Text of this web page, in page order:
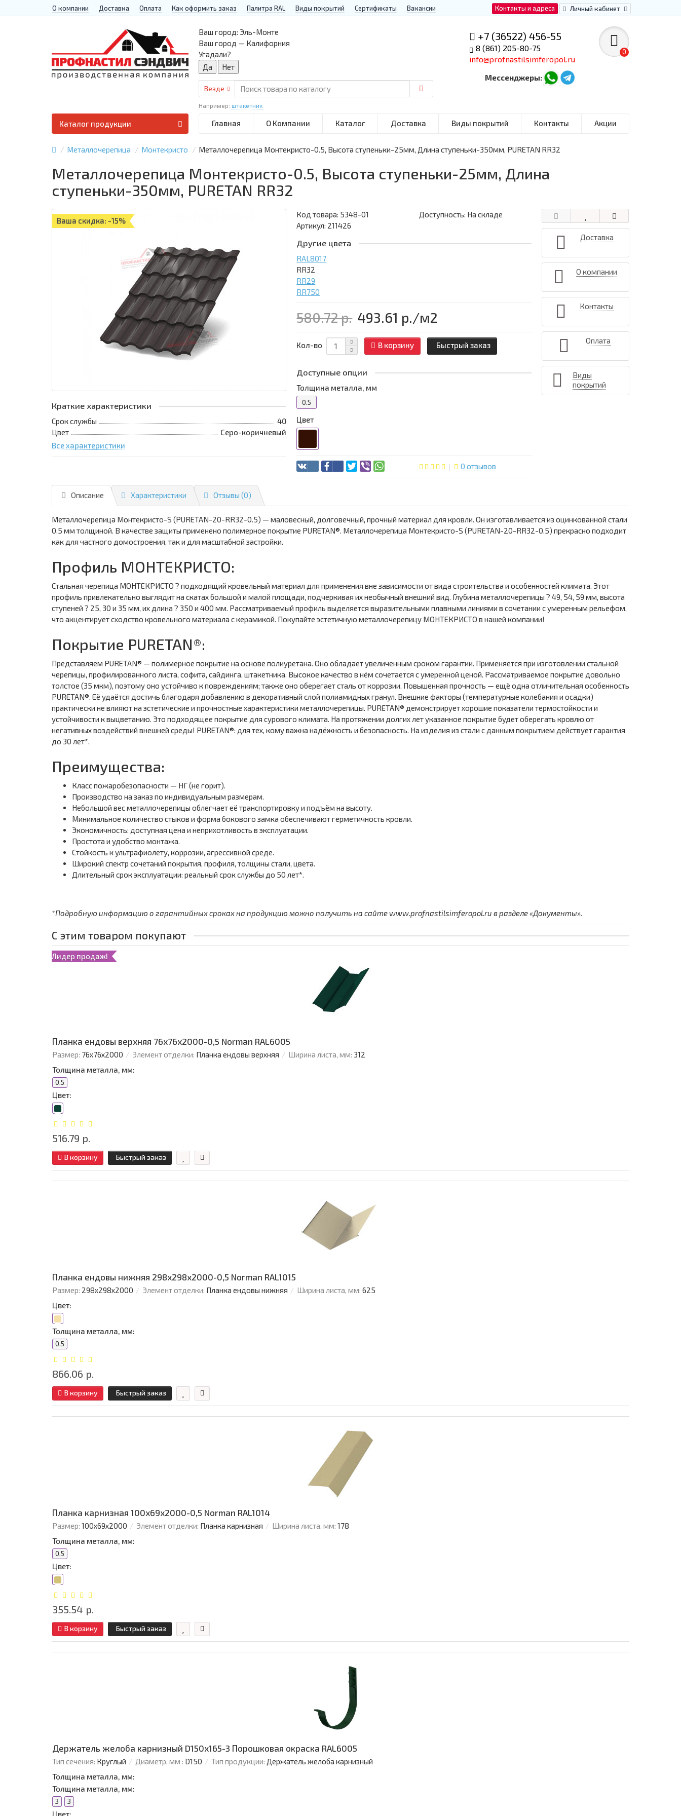
Контакты и адреса Личный кабинет
О компании Доставка Оплата Как оформить заказ Палитра RAL Виды покрытий Сертификаты Вакансии
+7 (36522) 456-55
8 (861) 205-80-75
info@profnastilsimferopol.ru
Мессенджеры:
0
Ваш город: Эль-Монте
Ваш город — Калифорния
Угадали?
Везде
Например: штакетник
Главная О Компании Каталог Доставка Виды покрытий Контакты Акции
Каталог продукции
Металлочерепица Монтекристо Металлочерепица Монтекристо-0.5, Высота ступеньки-25мм, Длина ступеньки-350мм, PURETAN RR32
Металлочерепица Монтекристо-0.5, Высота ступеньки-25мм, Длина
ступеньки-350мм, PURETAN RR32
Ваша скидка: -15%
Краткие характеристики
Срок службы
40
Цвет
Серо-коричневый
Все характеристики
Код товара: 5348-01
Доступность: На складе
Артикул: 211426
Другие цвета
RAL8017
RR32
RR29
RR750
580.72 р. 493.61 р./м2
Кол-во В корзину Быстрый заказ
Доступные опции
Толщина металла, мм
0.5
Цвет
0 отзывов
Доставка
О компании
Контакты
Оплата
Виды
покрытий
Описание Характеристики Отзывы (0)
Металлочерепица Монтекристо-S (PURETAN-20-RR32-0.5) — маловесный, долговечный, прочный материал для кровли. Он изготавливается из оцинкованной стали
0.5 мм толщиной. В качестве защиты применено полимерное покрытие PURETAN®. Металлочерепица Монтекристо-S (PURETAN-20-RR32-0.5) прекрасно подходит
как для частного домостроения, так и для масштабной застройки.
Профиль МОНТЕКРИСТО:
Стальная черепица МОНТЕКРИСТО ? подходящий кровельный материал для применения вне зависимости от вида строительства и особенностей климата. Этот
профиль привлекательно выглядит на скатах большой и малой площади, подчеркивая их необычный внешний вид. Глубина металлочерепицы ? 49, 54, 59 мм, высота
ступеней ? 25, 30 и 35 мм, их длина ? 350 и 400 мм. Рассматриваемый профиль выделяется выразительными плавными линиями в сочетании с умеренным рельефом,
что акцентирует сходство кровельного материала с керамикой. Покупайте эстетичную металлочерепицу МОНТЕКРИСТО в нашей компании!
Покрытие PURETAN®:
Представляем PURETAN® — полимерное покрытие на основе полиуретана. Оно обладает увеличенным сроком гарантии. Применяется при изготовлении стальной
черепицы, профилированного листа, софита, сайдинга, штакетника. Высокое качество в нём сочетается с умеренной ценой. Рассматриваемое покрытие довольно
толстое (35 мкм), поэтому оно устойчиво к повреждениям; также оно оберегает сталь от коррозии. Повышенная прочность — ещё одна отличительная особенность
PURETAN®. Её удаётся достичь благодаря добавлению в декоративный слой полиамидных гранул. Внешние факторы (температурные колебания и осадки)
практически не влияют на эстетические и прочностные характеристики металлочерепицы. PURETAN® демонстрирует хорошие показатели термостойкости и
устойчивости к выцветанию. Это подходящее покрытие для сурового климата. На протяжении долгих лет указанное покрытие будет оберегать кровлю от
негативных воздействий внешней среды! PURETAN®: для тех, кому важна надёжность и безопасность. На изделия из стали с данным покрытием действует гарантия
до 30 лет*.
Преимущества:
Класс пожаробезопасности — НГ (не горит).
Производство на заказ по индивидуальным размерам.
Небольшой вес металлочерепицы облегчает её транспортировку и подъём на высоту.
Минимальное количество стыков и форма бокового замка обеспечивают герметичность кровли.
Экономичность: доступная цена и неприхотливость в эксплуатации.
Простота и удобство монтажа.
Стойкость к ультрафиолету, коррозии, агрессивной среде.
Широкий спектр сочетаний покрытия, профиля, толщины стали, цвета.
Длительный срок эксплуатации: реальный срок службы до 50 лет*.
*Подробную информацию о гарантийных сроках на продукцию можно получить на сайте www.profnastilsimferopol.ru в разделе «Документы».
С этим товаром покупают
Лидер продаж!
Планка ендовы верхняя 76х76х2000-0,5 Norman RAL6005
Размер: 76х76х2000 Элемент отделки: Планка ендовы верхняя Ширина листа, мм: 312
Толщина металла, мм:
0.5
Цвет:
516.79 р.
В корзину Быстрый заказ
Планка ендовы нижняя 298х298х2000-0,5 Norman RAL1015
Размер: 298х298х2000 Элемент отделки: Планка ендовы нижняя Ширина листа, мм: 625
Цвет:
Толщина металла, мм:
0.5
866.06 р.
В корзину Быстрый заказ
Планка карнизная 100х69х2000-0,5 Norman RAL1014
Размер: 100х69х2000 Элемент отделки: Планка карнизная Ширина листа, мм: 178
Толщина металла, мм:
0.5
Цвет:
355.54 р.
В корзину Быстрый заказ
Держатель желоба карнизный D150х165-3 Порошковая окраска RAL6005
Тип сечения: Круглый Диаметр, мм : D150 Тип продукции: Держатель желоба карнизный
Толщина металла, мм:
Толщина металла, мм:
3 3
Цвет: